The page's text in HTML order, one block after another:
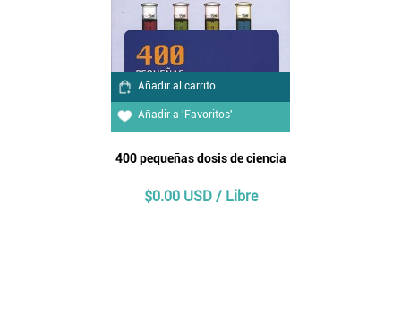
Añadir al carrito
Añadir a 'Favoritos'
400 pequeñas dosis de ciencia
$0.00 USD / Libre